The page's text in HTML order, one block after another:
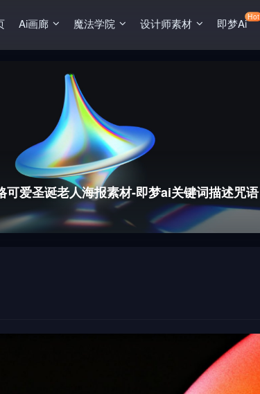
Ai画廊 魔法学院 设计师素材 即梦AiHot
可爱圣诞老人海报素材-即梦ai关键词描述咒语